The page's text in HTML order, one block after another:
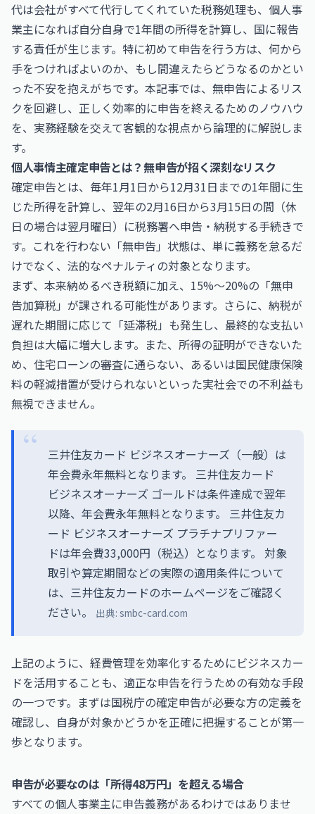
代は会社がすべて代行してくれていた税務処理も、個人事
業主になれば自分自身で1年間の所得を計算し、国に報告
する責任が生じます。特に初めて申告を行う方は、何から
手をつければよいのか、もし間違えたらどうなるのかとい
った不安を抱えがちです。本記事では、無申告によるリス
クを回避し、正しく効率的に申告を終えるためのノウハウ
を、実務経験を交えて客観的な視点から論理的に解説しま
す。
個人事情主確定申告とは？無申告が招く深刻なリスク
確定申告とは、毎年1月1日から12月31日までの1年間に生
じた所得を計算し、翌年の2月16日から3月15日の間（休
日の場合は翌月曜日）に税務署へ申告・納税する手続きで
す。これを行わない「無申告」状態は、単に義務を怠るだ
けでなく、法的なペナルティの対象となります。
まず、本来納めるべき税額に加え、15%〜20%の「無申
告加算税」が課される可能性があります。さらに、納税が
遅れた期間に応じて「延滞税」も発生し、最終的な支払い
負担は大幅に増大します。また、所得の証明ができないた
め、住宅ローンの審査に通らない、あるいは国民健康保険
料の軽減措置が受けられないといった実社会での不利益も
無視できません。
三井住友カード ビジネスオーナーズ（一般）は
年会費永年無料となります。 三井住友カード
ビジネスオーナーズ ゴールドは条件達成で翌年
以降、年会費永年無料となります。 三井住友カ
ード ビジネスオーナーズ プラチナプリファー
ドは年会費33,000円（税込）となります。 対象
取引や算定期間などの実際の適用条件について
は、三井住友カードのホームページをご確認く
ださい。
出典: smbc-card.com
上記のように、経費管理を効率化するためにビジネスカー
ドを活用することも、適正な申告を行うための有効な手段
の一つです。まずは国税庁の確定申告が必要な方の定義を
確認し、自身が対象かどうかを正確に把握することが第一
歩となります。
申告が必要なのは「所得48万円」を超える場合
すべての個人事業主に申告義務があるわけではありませ